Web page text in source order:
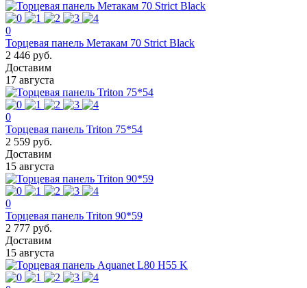
0
Торцевая панель Метакам 70 Strict Black
2 446 руб.
Доставим
17 августа
0
Торцевая панель Triton 75*54
2 559 руб.
Доставим
15 августа
0
Торцевая панель Triton 90*59
2 777 руб.
Доставим
15 августа